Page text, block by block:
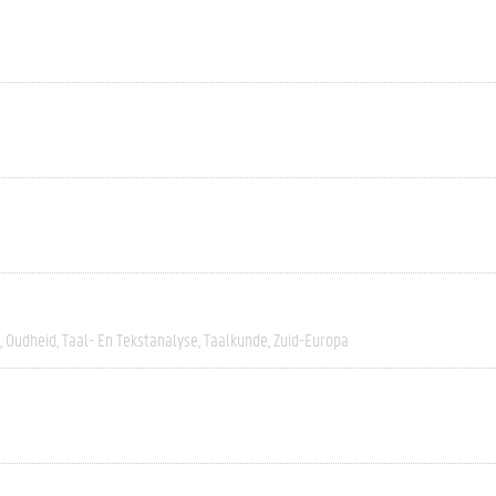
Oudheid Taal- En Tekstanalyse Taalkunde Zuid-Europa